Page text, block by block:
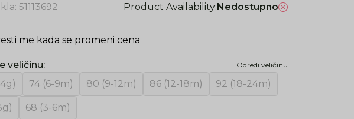
51113692 Product Availability:Nedostupno
me kada se promeni cena
veličinu: Odredi veličinu
74 (6-9m) 80 (9-12m) 86 (12-18m) 92 (18-24m)
68 (3-6m)